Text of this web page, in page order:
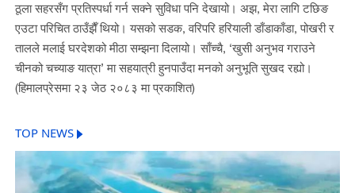
ठूला सहरसँग प्रतिस्पर्धा गर्न सक्ने सुविधा पनि देखायो। अझ, मेरा लागि टछिङ
एउटा परिचित ठाउँझैँ थियो। यसको सडक, वरिपरि हरियाली डाँडाकाँडा, पोखरी र
तालले मलाई घरदेशको मीठा सम्झना दिलायो। साँच्चै, ‘खुसी अनुभव गराउने
चीनको चच्याङ यात्रा’ मा सहयात्री हुनपाउँदा मनको अनुभूति सुखद रह्यो।
(हिमालप्रेसमा २३ जेठ २०८३ मा प्रकाशित)
TOP NEWS